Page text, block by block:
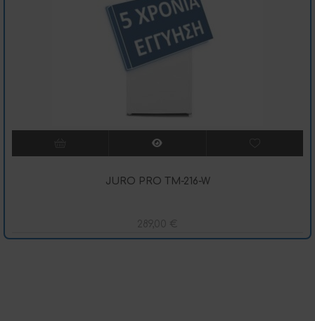
JURO PRO TM-216-W
289,00 €